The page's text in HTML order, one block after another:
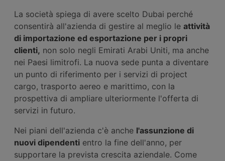
La società spiega di avere scelto Dubai perché
consentirà all'azienda di gestire al meglio le attività
di importazione ed esportazione per i propri
clienti, non solo negli Emirati Arabi Uniti, ma anche
nei Paesi limitrofi. La nuova sede punta a diventare
un punto di riferimento per i servizi di project
cargo, trasporto aereo e marittimo, con la
prospettiva di ampliare ulteriormente l'offerta di
servizi in futuro.
Nei piani dell'azienda c'è anche l'assunzione di
nuovi dipendenti entro la fine dell'anno, per
supportare la prevista crescita aziendale. Come